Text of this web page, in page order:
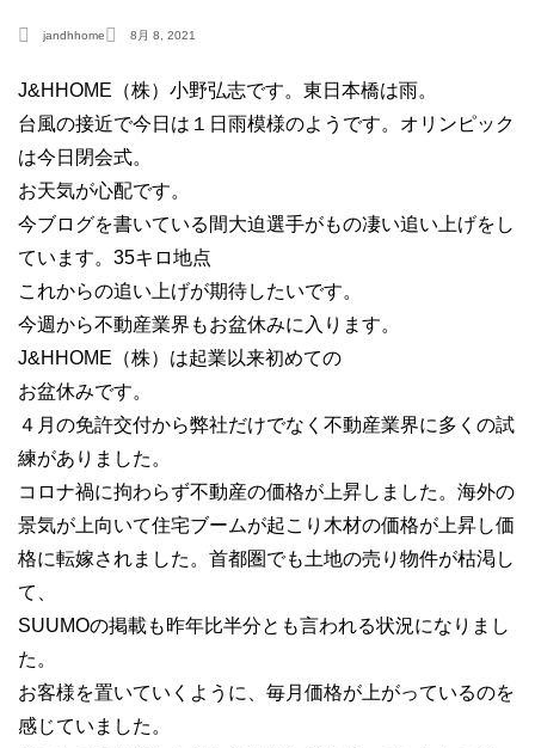
jandhhome 8月 8, 2021
J&HHOME（株）小野弘志です。東日本橋は雨。
台風の接近で今日は１日雨模様のようです。オリンピック
は今日閉会式。
お天気が心配です。
今ブログを書いている間大迫選手がもの凄い追い上げをし
ています。35キロ地点
これからの追い上げが期待したいです。
今週から不動産業界もお盆休みに入ります。
J&HHOME（株）は起業以来初めての
お盆休みです。
４月の免許交付から弊社だけでなく不動産業界に多くの試
練がありました。
コロナ禍に拘わらず不動産の価格が上昇しました。海外の
景気が上向いて住宅ブームが起こり木材の価格が上昇し価
格に転嫁されました。首都圏でも土地の売り物件が枯渇し
て、
SUUMOの掲載も昨年比半分とも言われる状況になりまし
た。
お客様を置いていくように、毎月価格が上がっているのを
感じていました。